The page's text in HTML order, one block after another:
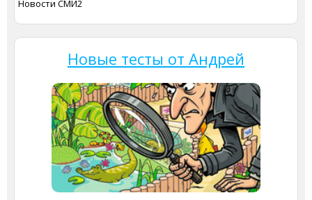
Новости СМИ2
Новые тесты от Андрей